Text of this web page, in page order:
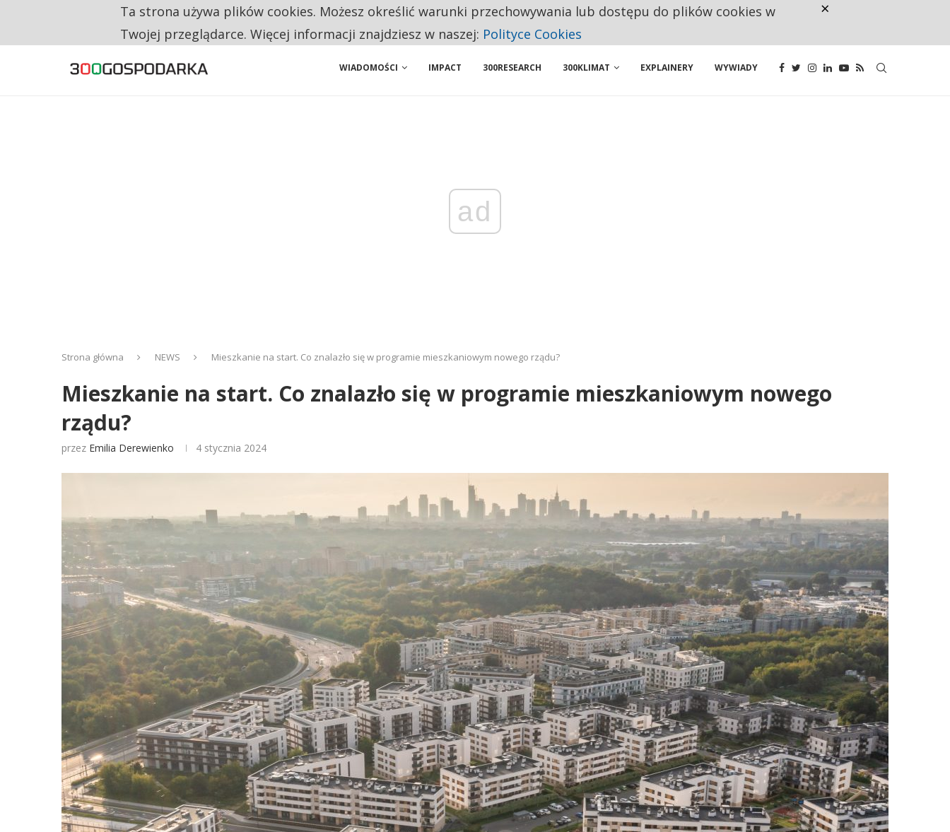
NA JEDEN WAKAT PRZYPADAJĄ 62 ZGŁOSZENIA. WIELU KANDYDATÓW NIE ROZPOCZYNA PRACY
WIADOMOŚCI IMPACT 300RESEARCH 300KLIMAT EXPLAINERY WYWIADY
ad
Strona główna NEWS Mieszkanie na start. Co znalazło się w programie mieszkaniowym nowego rządu?
Mieszkanie na start. Co znalazło się w programie mieszkaniowym nowego
rządu?
przez Emilia Derewienko 4 stycznia 2024
Ta strona używa plików cookies. Możesz określić warunki przechowywania lub dostępu do plików cookies w
Twojej przeglądarce. Więcej informacji znajdziesz w naszej: Polityce Cookies
×